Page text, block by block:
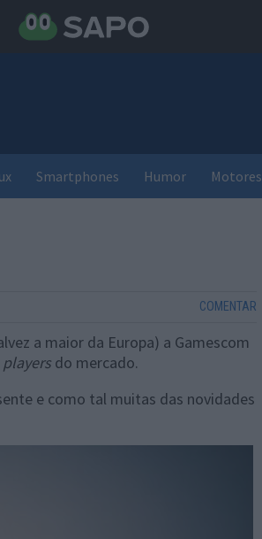
Smartphones Humor Motores
COMENTAR
a maior da Europa) a Gamescom
players do mercado.
e como tal muitas das novidades